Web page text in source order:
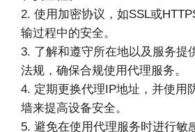
2. 使用加密协议，如SSL或
输过程中的安全。
3. 了解和遵守所在地以及服务提
法规，确保合规使用代理服务。
4. 定期更换代理IP地址，并使用
墙来提高设备安全。
5. 避免在使用代理服务时进行敏